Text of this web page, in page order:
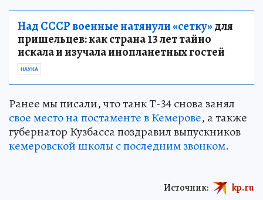
Над СССР военные натянули «сетку»для
пришельцев: как страна 13 лет тайно
искала и изучала инопланетных гостей
НАУКА
Ранее мы писали, что танк Т-34 снова занял
свое место на постаменте в Кемерове, а также
губернатор Кузбасса поздравил выпускников
кемеровской школы с последним звонком.
Источник: kp.ru